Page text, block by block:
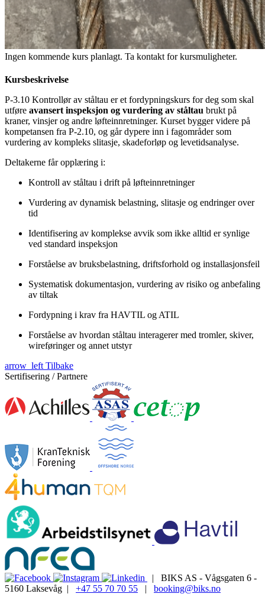
Ingen kommende kurs planlagt. Ta kontakt for kursmuligheter.
Kursbeskrivelse
P-3.10 Kontrollør av ståltau er et fordypningskurs for deg som skal
utføre avansert inspeksjon og vurdering av ståltau brukt på
kraner, vinsjer og andre løfteinnretninger. Kurset bygger videre på
kompetansen fra P-2.10, og går dypere inn i fagområder som
vurdering av kompleks slitasje, skadeforløp og levetidsanalyse.
Deltakerne får opplæring i:
Kontroll av ståltau i drift på løfteinnretninger
Vurdering av dynamisk belastning, slitasje og endringer over
tid
Identifisering av komplekse avvik som ikke alltid er synlige
ved standard inspeksjon
Forståelse av bruksbelastning, driftsforhold og installasjonsfeil
Systematisk dokumentasjon, vurdering av risiko og anbefaling
av tiltak
Fordypning i krav fra HAVTIL og ATIL
Forståelse av hvordan ståltau interagerer med tromler, skiver,
wireføringer og annet utstyr
arrow_left Tilbake
Sertifisering / Partnere
| BIKS AS - Vågsgaten 6 -
5160 Laksevåg | +47 55 70 70 55 | booking@biks.no